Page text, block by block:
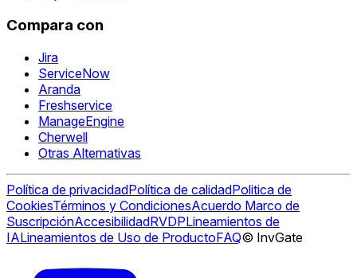
Compara con
Jira
ServiceNow
Aranda
Freshservice
ManageEngine
Cherwell
Otras Alternativas
Política de privacidadPolítica de calidadPolitica de
CookiesTérminos y CondicionesAcuerdo Marco de
SuscripciónAccesibilidadRVDPLineamientos de
IALineamientos de Uso de ProductoFAQ© InvGate